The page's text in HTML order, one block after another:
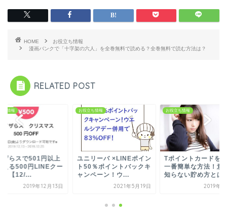
HOME
お役立ち情報
漫画バンクで「十字架の六人」を全巻無料で読める？全巻無料で読む方法は？
RELATED POST
ち情報
ザらスで501円以上
える500円LINEクー
！【12/...
2019年12月13日
お役立ち情報
ユニリーバ ×LINEポイン
ト50％ポイントバックキ
ャンペーン！ウ...
2021年5月19日
お役立ち情報
Tポイントカードを
一番簡単な方法！意
知らない貯め方とは
2019年4